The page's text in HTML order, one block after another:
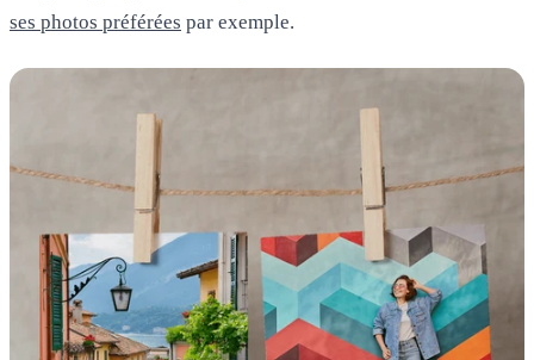
ses photos préférées par exemple.